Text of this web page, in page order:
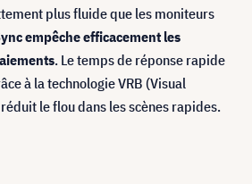
plus fluide que les moniteurs
empêche efficacement les
. Le temps de réponse rapide
à la technologie VRB (Visual
le flou dans les scènes rapides.